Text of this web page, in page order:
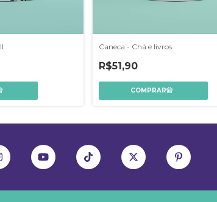
Caneca - Chá e livros
R$51,90